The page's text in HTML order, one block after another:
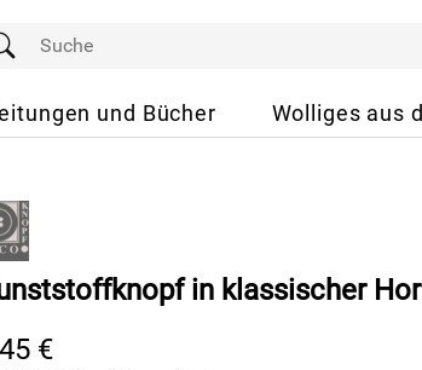
und Bücher Wolliges aus
in klassischer
€